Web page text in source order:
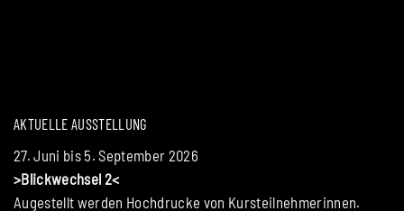
AKTUELLE AUSSTELLUNG
27. Juni bis 5. September 2026
>Blickwechsel 2<
Augestellt werden Hochdrucke von Kursteilnehmerinnen.